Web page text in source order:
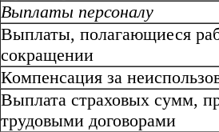
Выплаты персоналу
Выплаты, полагающиеся
сокращении
Компенсация за
Выплата страховых сумм,
трудовыми договорами